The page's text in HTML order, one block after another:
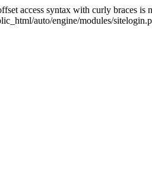
access syntax with curly braces is
auto/engine/modules/